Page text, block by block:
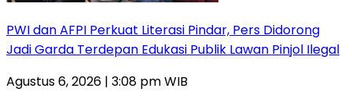
PWI dan AFPI Perkuat Literasi Pindar, Pers Didorong
Jadi Garda Terdepan Edukasi Publik Lawan Pinjol Ilegal
Agustus 6, 2026 | 3:08 pm WIB